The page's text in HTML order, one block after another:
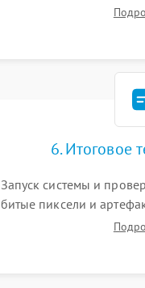
напряжений в цепях
6. Итоговое
Запуск системы и
битые пиксели и
тестов для оценки